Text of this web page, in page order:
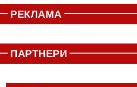
РЕКЛАМА
ПАРТНЕРИ